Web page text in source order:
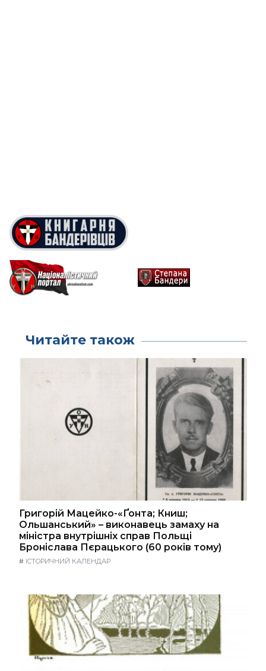
Читайте також
Григорій Мацейко-«Ґонта; Книш;
Ольшанський» – виконавець замаху на
міністра внутрішніх справ Польщі
Броніслава Пєрацького (60 років тому)
# ІСТОРИЧНИЙ КАЛЕНДАР